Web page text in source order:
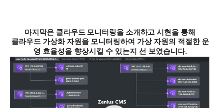
마지막은 클라우드 모니터링을 소개하고 시현을 통해
클라우드 가상화 자원을 모니터링하여 가상 자원의 적절한 운
영 효율성을 향상시킬 수 있는지 선 보였습니다.